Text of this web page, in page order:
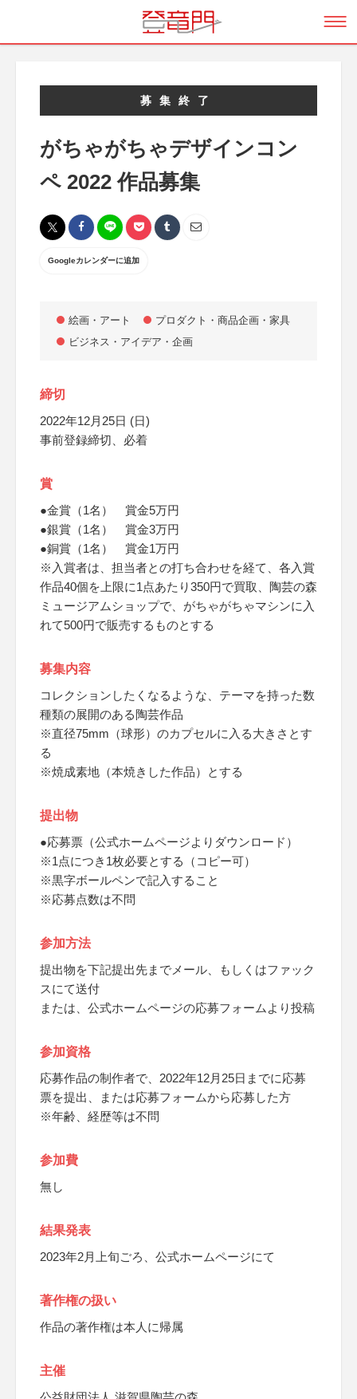
募集終了
がちゃがちゃデザインコン
ペ 2022 作品募集
Googleカレンダーに追加
絵画・アート
プロダクト・商品企画・家具
ビジネス・アイデア・企画
締切
2022年12月25日 (日)
事前登録締切、必着
賞
●金賞（1名） 賞金5万円
●銀賞（1名） 賞金3万円
●銅賞（1名） 賞金1万円
※入賞者は、担当者との打ち合わせを経て、各入賞
作品40個を上限に1点あたり350円で買取、陶芸の森
ミュージアムショップで、がちゃがちゃマシンに入
れて500円で販売するものとする
募集内容
コレクションしたくなるような、テーマを持った数
種類の展開のある陶芸作品
※直径75mm（球形）のカプセルに入る大きさとす
る
※焼成素地（本焼きした作品）とする
提出物
●応募票（公式ホームページよりダウンロード）
※1点につき1枚必要とする（コピー可）
※黒字ボールペンで記入すること
※応募点数は不問
参加方法
提出物を下記提出先までメール、もしくはファック
スにて送付
または、公式ホームページの応募フォームより投稿
参加資格
応募作品の制作者で、2022年12月25日までに応募
票を提出、または応募フォームから応募した方
※年齢、経歴等は不問
参加費
無し
結果発表
2023年2月上旬ごろ、公式ホームページにて
著作権の扱い
作品の著作権は本人に帰属
主催